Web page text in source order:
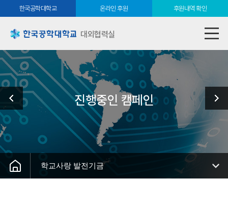
한국공학대학교 온라인 후원 후원내역 확인
대외협력실
진행중인 캠페인
학교사랑 발전기금